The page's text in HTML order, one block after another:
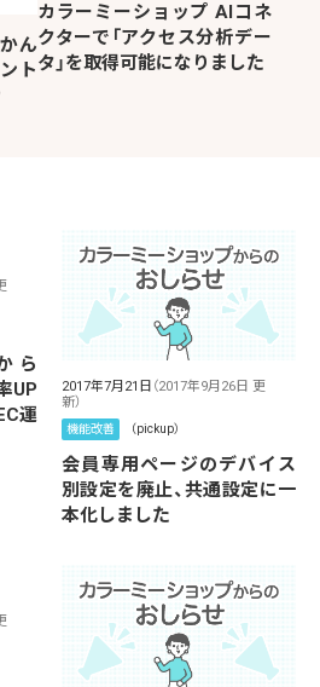
ん
ト
カラーミーショップ AIコネ
クターで「アクセス分析デー
タ」を取得可能になりました
ら
UP
運
2017年7月21日 （2017年9月26日 更
新）
機能改善 （pickup）
会員専用ページのデバイス
別設定を廃止、共通設定に一
本化しました